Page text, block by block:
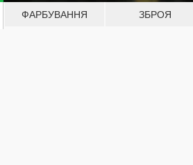
ФАРБУВАННЯ ЗБРОЯ